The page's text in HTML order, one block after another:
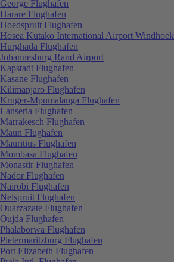
George Flughafen
Harare Flughafen
Hoedspruit Flughafen
Hosea Kutako International Airport Windhoek
Hurghada Flughafen
Johannesburg Rand Airport
Kapstadt Flughafen
Kasane Flughafen
Kilimanjaro Flughafen
Kruger-Mpumalanga Flughafen
Lanseria Flughafen
Marrakesch Flughafen
Maun Flughafen
Mauritius Flughafen
Mombasa Flughafen
Monastir Flughafen
Nador Flughafen
Nairobi Flughafen
Nelspruit Flughafen
Ouarzazate Flughafen
Oujda Flughafen
Phalaborwa Flughafen
Pietermaritzburg Flughafen
Port Elizabeth Flughafen